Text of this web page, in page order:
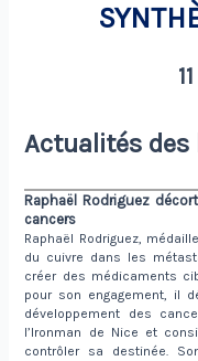
Actualités
Raphaël Rodriguez
cancers
Raphaël Rodriguez,
du cuivre dans les
créer des médicaments
pour son engagement, il
développement des
l’Ironman de Nice et
contrôler sa destinée.